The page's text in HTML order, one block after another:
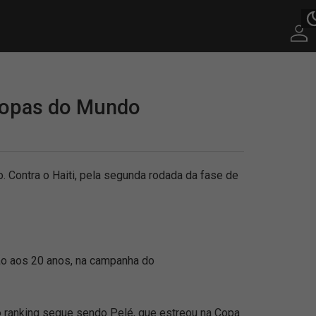
do Mundo
Contra o Haiti, pela segunda rodada da fase de
aos 20 anos, na campanha do
segue sendo Pelé, que estreou na Copa